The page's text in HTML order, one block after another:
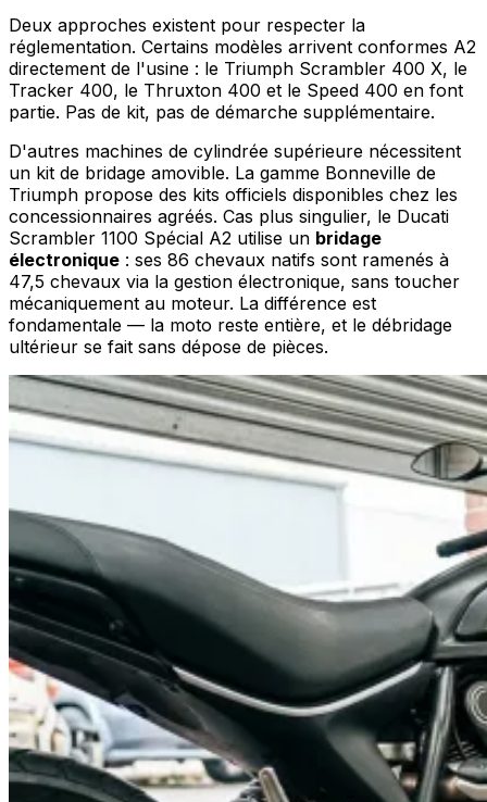
Deux approches existent pour respecter la
réglementation. Certains modèles arrivent conformes A2
directement de l'usine : le Triumph Scrambler 400 X, le
Tracker 400, le Thruxton 400 et le Speed 400 en font
partie. Pas de kit, pas de démarche supplémentaire.
D'autres machines de cylindrée supérieure nécessitent
un kit de bridage amovible. La gamme Bonneville de
Triumph propose des kits officiels disponibles chez les
concessionnaires agréés. Cas plus singulier, le Ducati
Scrambler 1100 Spécial A2 utilise un bridage
électronique : ses 86 chevaux natifs sont ramenés à
47,5 chevaux via la gestion électronique, sans toucher
mécaniquement au moteur. La différence est
fondamentale — la moto reste entière, et le débridage
ultérieur se fait sans dépose de pièces.